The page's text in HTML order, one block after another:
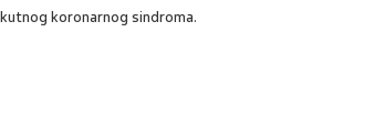
koronarnog sindroma.